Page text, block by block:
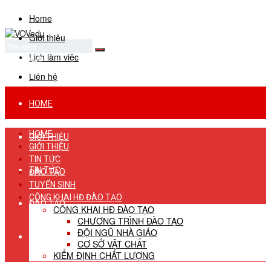
Home
Giới thiệu
Lịch làm việc
Liên hệ
No Result
View All Result
HOME
GIỚI THIỆU
TIN TỨC
ĐÀO TẠO
TUYỂN SINH
HOME
GIỚI THIỆU
TIN TỨC
ĐÀO TẠO
TUYỂN SINH
CÔNG KHAI HĐ ĐÀO TẠO
CÔNG KHAI HĐ ĐÀO TẠO
CHƯƠNG TRÌNH ĐÀO TẠO
ĐỘI NGŨ NHÀ GIÁO
CƠ SỞ VẬT CHẤT
KIỂM ĐỊNH CHẤT LƯỢNG